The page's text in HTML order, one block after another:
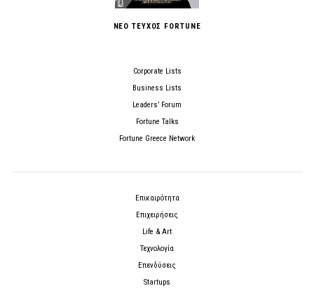
ΝΕΟ ΤΕΥΧΟΣ FORTUNE
Corporate Lists
Business Lists
Leaders’ Forum
Fortune Talks
Fortune Greece Network
Επικαιρότητα
Επιχειρήσεις
Life & Art
Τεχνολογία
Επενδύσεις
Startups